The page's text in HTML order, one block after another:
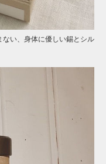
い、身体に優しい錫とシル